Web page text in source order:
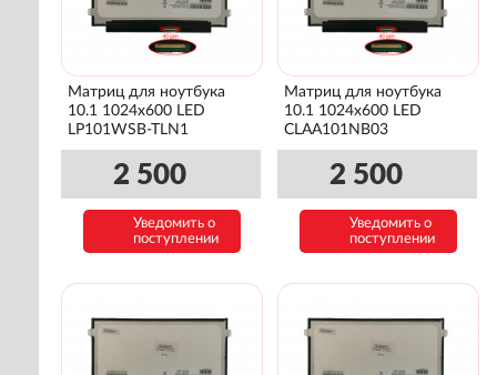
Матриц для ноутбука
10.1 1024x600 LED
LP101WSB-TLN1
2 500
Уведомить о
поступлении
Матриц для ноутбука
10.1 1024x600 LED
CLAA101NB03
2 500
Уведомить о
поступлении